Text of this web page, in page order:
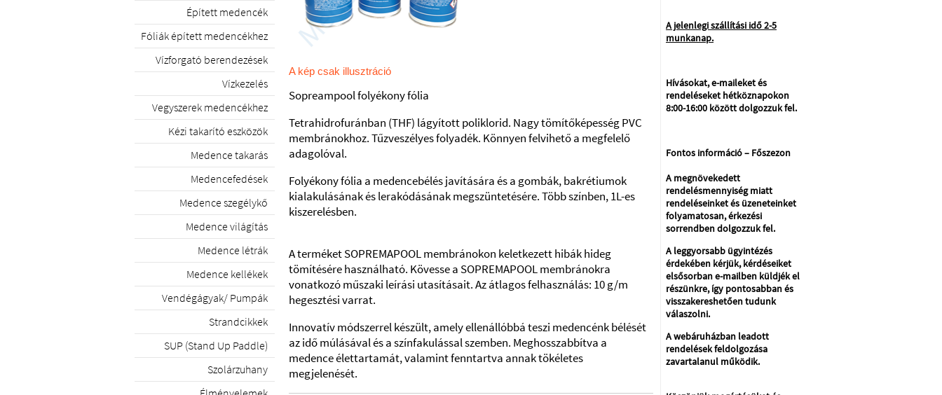
Épített medencék
Fóliák épített medencékhez
Vízforgató berendezések
Vízkezelés
Vegyszerek medencékhez
Kézi takarító eszközök
Medence takarás
Medencefedések
Medence szegélykő
Medence világítás
Medence létrák
Medence kellékek
Vendégágyak/ Pumpák
Strandcikkek
SUP (Stand Up Paddle)
Szolárzuhany
A kép csak illusztráció
Sopreampool folyékony fólia
Tetrahidrofuránban (THF) lágyított poliklorid. Nagy tömítőképesség PVC
membránokhoz.Tűzveszélyes folyadék. Könnyen felvihető a megfelelő
adagolóval.
Folyékony fólia a medencebélés javítására és a gombák, bakrétiumok
kialakulásának és lerakódásának megszüntetésére.Több színben, 1L-es
kiszerelésben.
A terméket SOPREMAPOOL membránokon keletkezett hibák hideg
tömítésére használható. Kövesse a SOPREMAPOOL membránokra
vonatkozó műszaki leírási utasításait.Az átlagos felhasználás: 10 g/m
hegesztési varrat.
Innovatív módszerrel készült, amely ellenállóbbá teszi medencénk bélését
az idő múlásával és a színfakulással szemben. Meghosszabbítva a
medence élettartamát, valamint fenntartva annak tökéletes
megjelenését.
A jelenlegi szállítási idő 2-5
munkanap.
Hívásokat, e-maileket és
rendeléseket hétköznapokon
8:00-16:00 között dolgozzuk fel.
Fontos információ – Főszezon
A megnövekedett
rendelésmennyiség miatt
rendeléseinket és üzeneteinket
folyamatosan, érkezési
sorrendben dolgozzuk fel.
A leggyorsabb ügyintézés
érdekében kérjük, kérdéseiket
elsősorban e-mailben küldjék el
részünkre, így pontosabban és
visszakereshetően tudunk
válaszolni.
A webáruházban leadott
rendelések feldolgozása
zavartalanul működik.